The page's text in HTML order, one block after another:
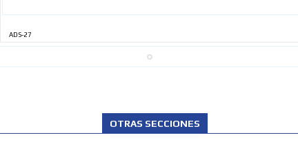
ADS-27
OTRAS SECCIONES